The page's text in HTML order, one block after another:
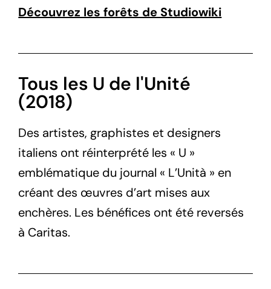
Découvrez les forêts de Studiowiki
Tous les U de l'Unité
(2018)
Des artistes, graphistes et designers
italiens ont réinterprété les « U »
emblématique du journal « L’Unità » en
créant des œuvres d’art mises aux
enchères. Les bénéfices ont été reversés
à Caritas.